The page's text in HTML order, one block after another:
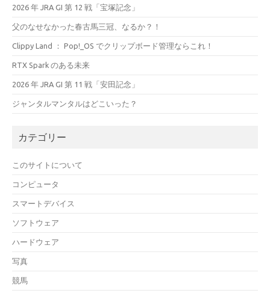
2026 年 JRA GI 第 12 戦「宝塚記念」
父のなせなかった春古馬三冠、なるか？！
Clippy Land ： Pop!_OS でクリップボード管理ならこれ！
RTX Spark のある未来
2026 年 JRA GI 第 11 戦「安田記念」
ジャンタルマンタルはどこいった？
カテゴリー
このサイトについて
コンピュータ
スマートデバイス
ソフトウェア
ハードウェア
写真
競馬